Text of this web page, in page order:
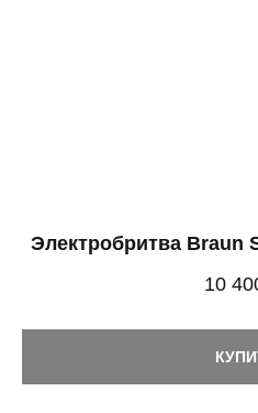
Электробритва Braun
10